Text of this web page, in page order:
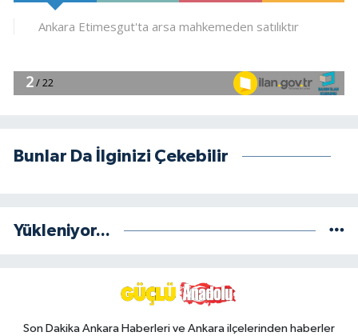
Bunlar Da İlginizi Çekebilir
Yükleniyor...
Son Dakika Ankara Haberleri ve Ankara ilçelerinden haberler